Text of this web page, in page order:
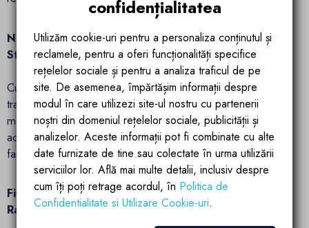
Nano-Acoperire Dubla: Curatare Usoara si
Stralucire Indelungata
Cu o nano-acoperire dubla aplicata pe sticla sa
transparenta, cabina EGO-26 devine usor de curatat si
mentinut. Murdaria si calcarul nu au nicio sansa impotriva
acestei tehnologii avansate, oferindu-ti o experienta de dus
fara griji si plina de stralucire.
Fitinguri si Balamale Cromate: Eleganta si
Rafinament in Fiecare Detaliu
confidențialitatea
Utilizăm cookie-uri pentru a personaliza conținutul și
reclamele, pentru a oferi funcționalități specifice
rețelelor sociale și pentru a analiza traficul de pe
site. De asemenea, împărtășim informații despre
modul în care utilizezi site-ul nostru cu partenerii
noștri din domeniul rețelelor sociale, publicității și
analizelor. Aceste informații pot fi combinate cu alte
date furnizate de tine sau colectate în urma utilizării
serviciilor lor. Află mai multe detalii, inclusiv despre
cum îți poți retrage acordul, în Politica de
Confidentialitate si Utilizare Cookie-uri.